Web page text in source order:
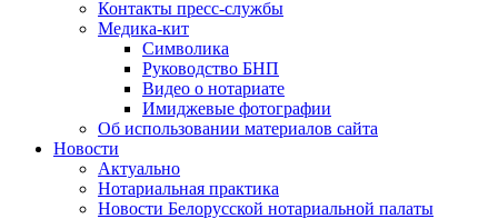
Контакты пресс-службы
Медика-кит
Символика
Руководство БНП
Видео о нотариате
Имиджевые фотографии
Об использовании материалов сайта
Новости
Актуально
Нотариальная практика
Новости Белорусской нотариальной палаты